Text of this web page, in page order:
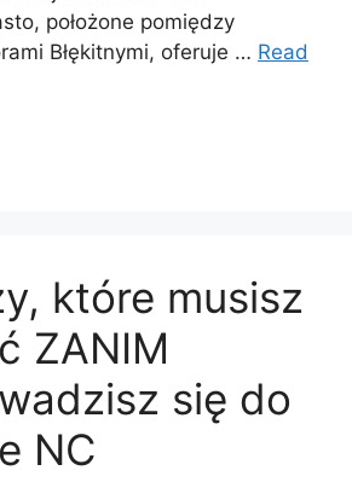
położone pomiędzy
Błękitnymi, oferuje … Read
które musisz
ZANIM
się do
NC